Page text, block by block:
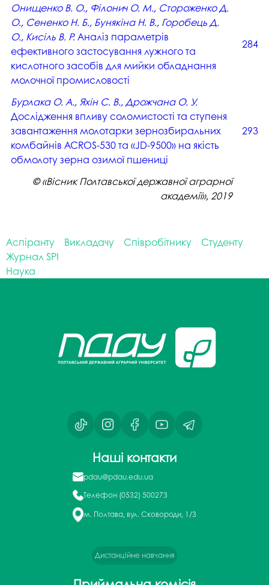
Онищенко В. О., Філонич О. М., Стороженко Д.
О., Сененко Н. Б., Бунякіна Н. В., Горобець Д.
О., Кисіль В. Р.Аналіз параметрів
ефективного застосування лужного та
кислотного засобів для мийки обладнання
молочної промисловості
284
Бурлака О. А., Яхін С. В., Дрожчана О. У.
Дослідження впливу соломистості та ступеня
завантаження молотарки зернозбиральних
комбайнів ACROS-530 та «JD-9500» на якість
обмолоту зерна озимої пшениці
293
© «Вісник Полтавської державної аграрної
академії», 2019
Аспіранту Викладачу Співробітнику
Студенту
Журнал SPI
Наука
Наші контакти
pdau@pdau.edu.ua
Телефон (0532) 500273
м. Полтава, вул. Сковороди, 1/3
Дистанційне навчання